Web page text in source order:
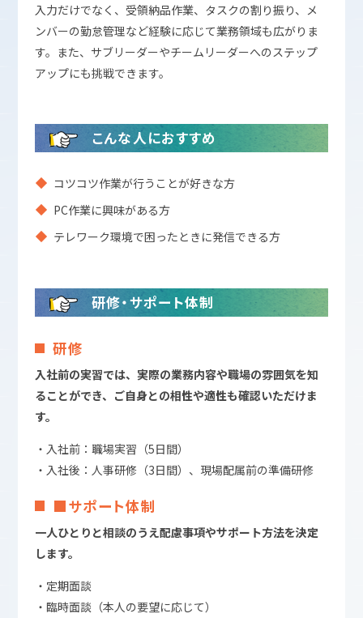
入力だけでなく、受領納品作業、タスクの割り振り、メ
ンバーの勤怠管理など経験に応じて業務領域も広がりま
す。また、サブリーダーやチームリーダーへのステップ
アップにも挑戦できます。
こんな人におすすめ
コツコツ作業が行うことが好きな方
PC作業に興味がある方
テレワーク環境で困ったときに発信できる方
研修・サポート体制
研修
入社前の実習では、実際の業務内容や職場の雰囲気を知
ることができ、ご自身との相性や適性も確認いただけま
す。
・入社前：職場実習（5日間）
・入社後：人事研修（3日間）、現場配属前の準備研修
■サポート体制
一人ひとりと相談のうえ配慮事項やサポート方法を決定
します。
・定期面談
・臨時面談（本人の要望に応じて）